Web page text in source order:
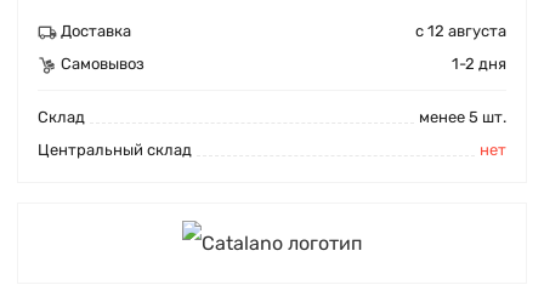
Доставка
с 12 августа
Самовывоз
1-2 дня
Cклад
менее 5 шт.
Центральный склад
нет